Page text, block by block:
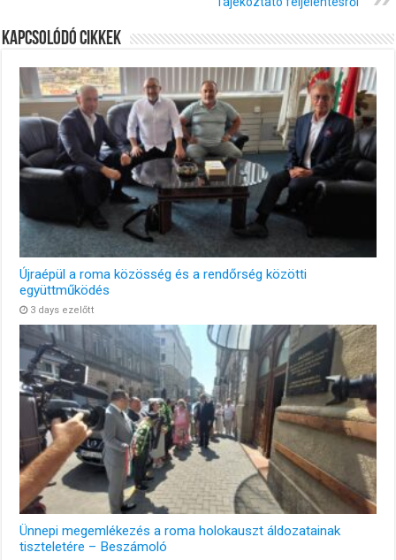
Kapcsolódó cikkek
Újraépül a roma közösség és a rendőrség közötti
együttműködés
3 days ezelőtt
Ünnepi megemlékezés a roma holokauszt áldozatainak
tiszteletére – Beszámoló